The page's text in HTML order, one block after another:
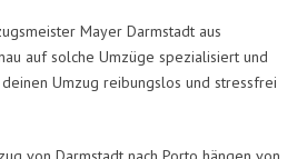
Mayer Darmstadt aus
auf solche Umzüge spezialisiert und
Umzug reibungslos und stressfrei